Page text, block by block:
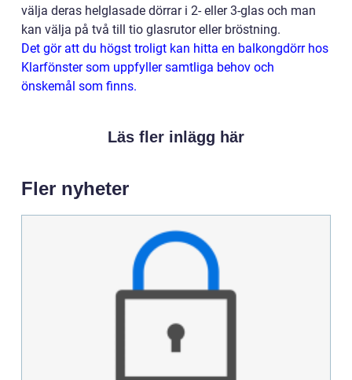
välja deras helglasade dörrar i 2- eller 3-glas och man
kan välja på två till tio glasrutor eller bröstning.
Det gör att du högst troligt kan hitta en balkongdörr hos
Klarfönster som uppfyller samtliga behov och
önskemål som finns.
Läs fler inlägg här
Fler nyheter